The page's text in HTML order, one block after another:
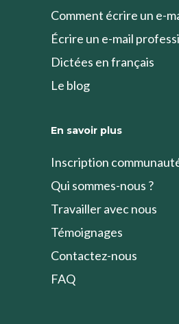
Comment écrire un e-
Écrire un e-mail
Dictées en français
Le blog
En savoir plus
Inscription
Qui sommes-nous ?
Travailler avec nous
Témoignages
Contactez-nous
FAQ